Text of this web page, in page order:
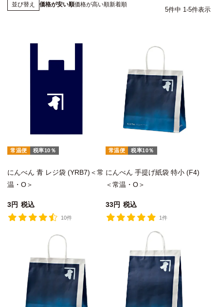
並び替え 価格が安い順価格が高い順新着順
5件中 1 -5件表示
常温便 税率10％
にんべん 青 レジ袋 (YRB7)＜常
温・O＞
3 税込
10件
常温便 税率10％
にんべん 手提げ紙袋 特小 (F4)
＜常温・O＞
33 税込
1件